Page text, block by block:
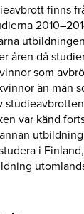
finns
åren då
som
än män
var känd
i